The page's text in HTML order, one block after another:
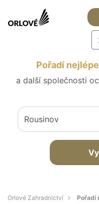
Pořadí
a další společnosti
Orlové Zahradnictví Pořadí